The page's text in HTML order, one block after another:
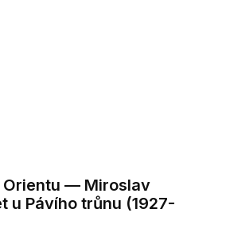
Orientu — Miroslav
u Pávího trůnu (1927-